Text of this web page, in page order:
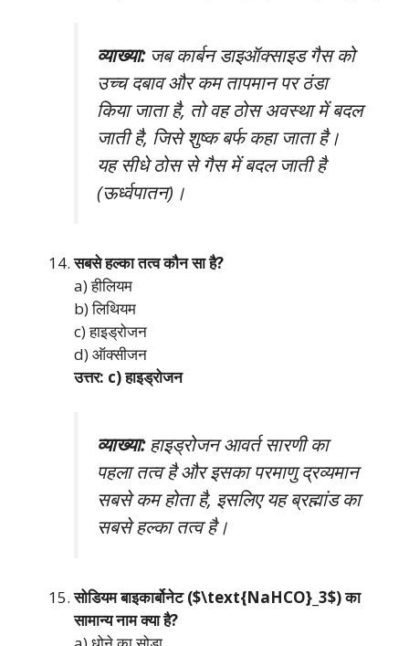
व्याख्या:जब कार्बन डाइऑक्साइड गैस को
उच्च दबाव और कम तापमान पर ठंडा
किया जाता है, तो वह ठोस अवस्था में बदल
जाती है, जिसे शुष्क बर्फ कहा जाता है।
यह सीधे ठोस से गैस में बदल जाती है
(ऊर्ध्वपातन)।
सबसे हल्का तत्व कौन सा है?
a) हीलियम
b) लिथियम
c) हाइड्रोजन
d) ऑक्सीजन
उत्तर: c) हाइड्रोजन
व्याख्या:हाइड्रोजन आवर्त सारणी का
पहला तत्व है और इसका परमाणु द्रव्यमान
सबसे कम होता है, इसलिए यह ब्रह्मांड का
सबसे हल्का तत्व है।
सोडियम बाइकार्बोनेट ($\text{NaHCO}_3$) का
सामान्य नाम क्या है?